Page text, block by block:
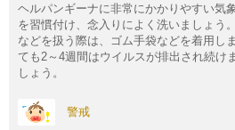
ヘルパンギーナに非常にかかりやすい気
を習慣付け、念入りによく洗いましょう
などを扱う際は、ゴム手袋などを着用し
ても2～4週間はウイルスが排出され続け
しょう。
警戒